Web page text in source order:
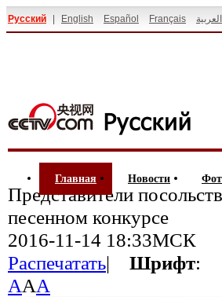
Русский English Español Français العربية
Главная Новости
Представители
песенном конкурсе
2016-11-14 18:33МСК
Распечатать| Шрифт:
AAA